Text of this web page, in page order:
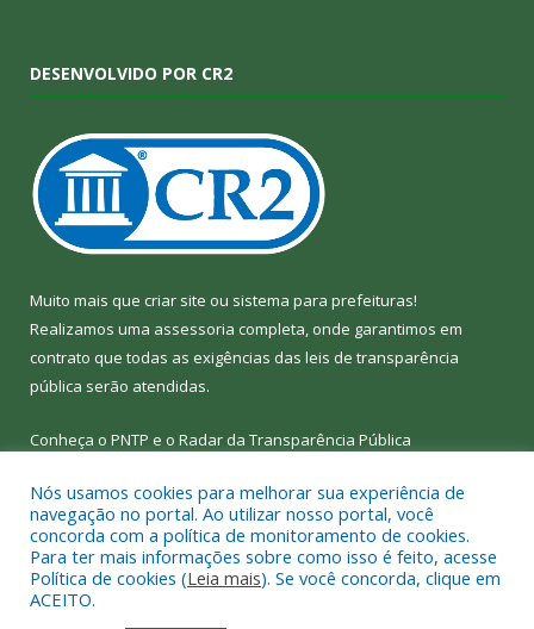
DESENVOLVIDO POR CR2
Muito mais que criar site ou sistema para prefeituras!
Realizamos uma assessoria completa, onde garantimos em
contrato que todas as exigências das leis de transparência
pública serão atendidas.
Conheça o PNTP e o Radar da Transparência Pública
Todos os direitos reservados a Câmara Municipal de Bom Jesus
do Tocantins.
Nós usamos cookies para melhorar sua experiência de
navegação no portal. Ao utilizar nosso portal, você
concorda com a política de monitoramento de cookies.
Para ter mais informações sobre como isso é feito, acesse
Política de cookies (Leia mais). Se você concorda, clique em
ACEITO.